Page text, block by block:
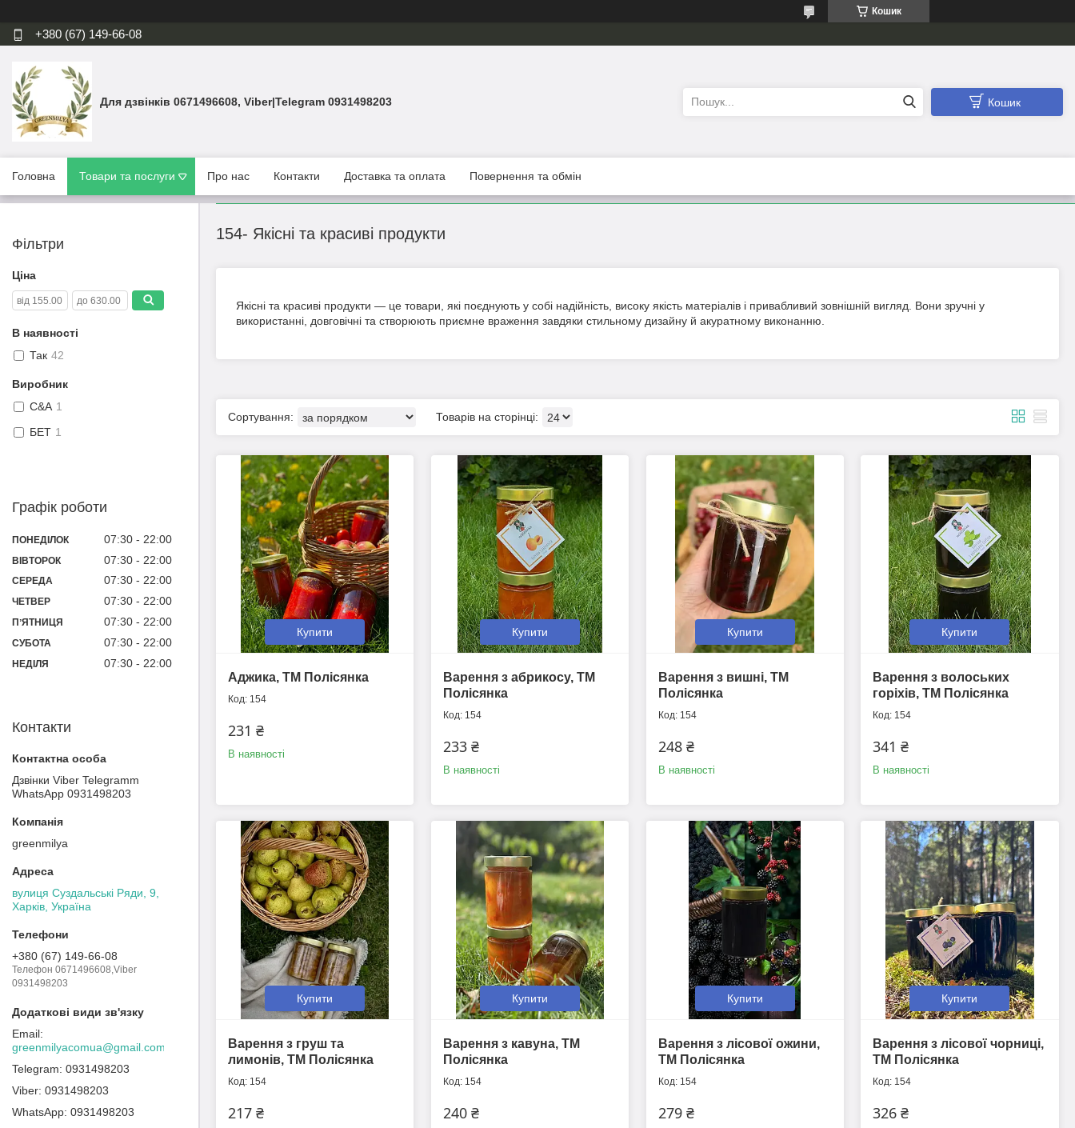
Кошик
+380 (67) 149-66-08
Для дзвінків 0671496608, Viber|Telegram 0931498203 Кошик
Головна Товари та послуги Про нас Контакти Доставка та оплата Повернення та обмін
154- Якісні та красиві продукти
Якісні та красиві продукти — це товари, які поєднують у собі надійність, високу якість матеріалів і привабливий зовнішній вигляд. Вони зручні у
використанні, довговічні та створюють приємне враження завдяки стильному дизайну й акуратному виконанню.
Купити
Аджика, ТМ Полісянка
154
231 ₴
В наявності
Купити
Варення з абрикосу, ТМ
Полісянка
154
233 ₴
В наявності
Купити
Варення з вишні, ТМ
Полісянка
154
248 ₴
В наявності
Купити
Варення з волоських
горіхів, ТМ Полісянка
154
341 ₴
В наявності
Купити
Варення з груш та
лимонів, ТМ Полісянка
154
217 ₴
Купити
Варення з кавуна, ТМ
Полісянка
154
240 ₴
Купити
Варення з лісової ожини,
ТМ Полісянка
154
279 ₴
Купити
Варення з лісової чорниці,
ТМ Полісянка
154
326 ₴
Фільтри
Ціна
В наявності
Так 42
Виробник
C&A 1
БЕТ 1
Графік роботи
ПОНЕДІЛОК 07:30 22:00
ВІВТОРОК 07:30 22:00
СЕРЕДА 07:30 22:00
ЧЕТВЕР 07:30 22:00
ПʼЯТНИЦЯ 07:30 22:00
СУБОТА 07:30 22:00
НЕДІЛЯ 07:30 22:00
Контакти
Дзвінки Viber Telegramm
WhatsApp 0931498203
greenmilya
вулиця Суздальські Ряди, 9,
Харків, Україна
+380 (67) 149-66-08
Телефон 0671496608,Viber
0931498203
greenmilyacomua@gmail.com
0931498203
0931498203
0931498203